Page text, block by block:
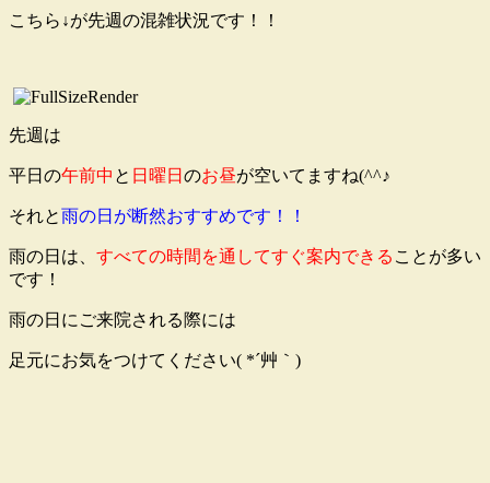
こちら↓が先週の混雑状況です！！
先週は
平日の午前中 と 日曜日 のお昼が空いてますね(^^♪
それと雨の日が断然おすすめです！！
雨の日は、 すべての時間を通してすぐ案内できる ことが多い
です！
雨の日にご来院される際には
足元にお気をつけてください( *´艸｀)